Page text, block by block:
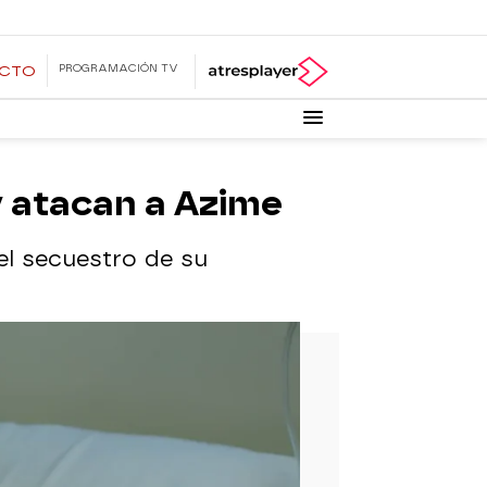
PROGRAMACIÓN TV
a Azime
secuestro de su